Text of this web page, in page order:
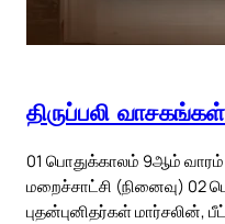
திருப்பலி
01 பொதுக்காலம் 9ஆம் வாரம்
மறைச்சாட்சி (நினைவு) 02
புதன்புனிதர்கள் மார்சலின்,